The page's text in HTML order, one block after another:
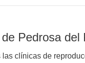
Pedrosa del
clínicas de